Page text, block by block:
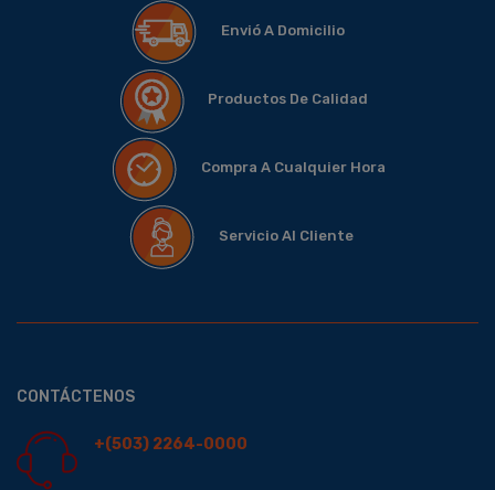
Envió A Domicilio
Productos De Calidad
Compra A Cualquier Hora
Servicio Al Cliente
CONTÁCTENOS
+(503) 2264-0000